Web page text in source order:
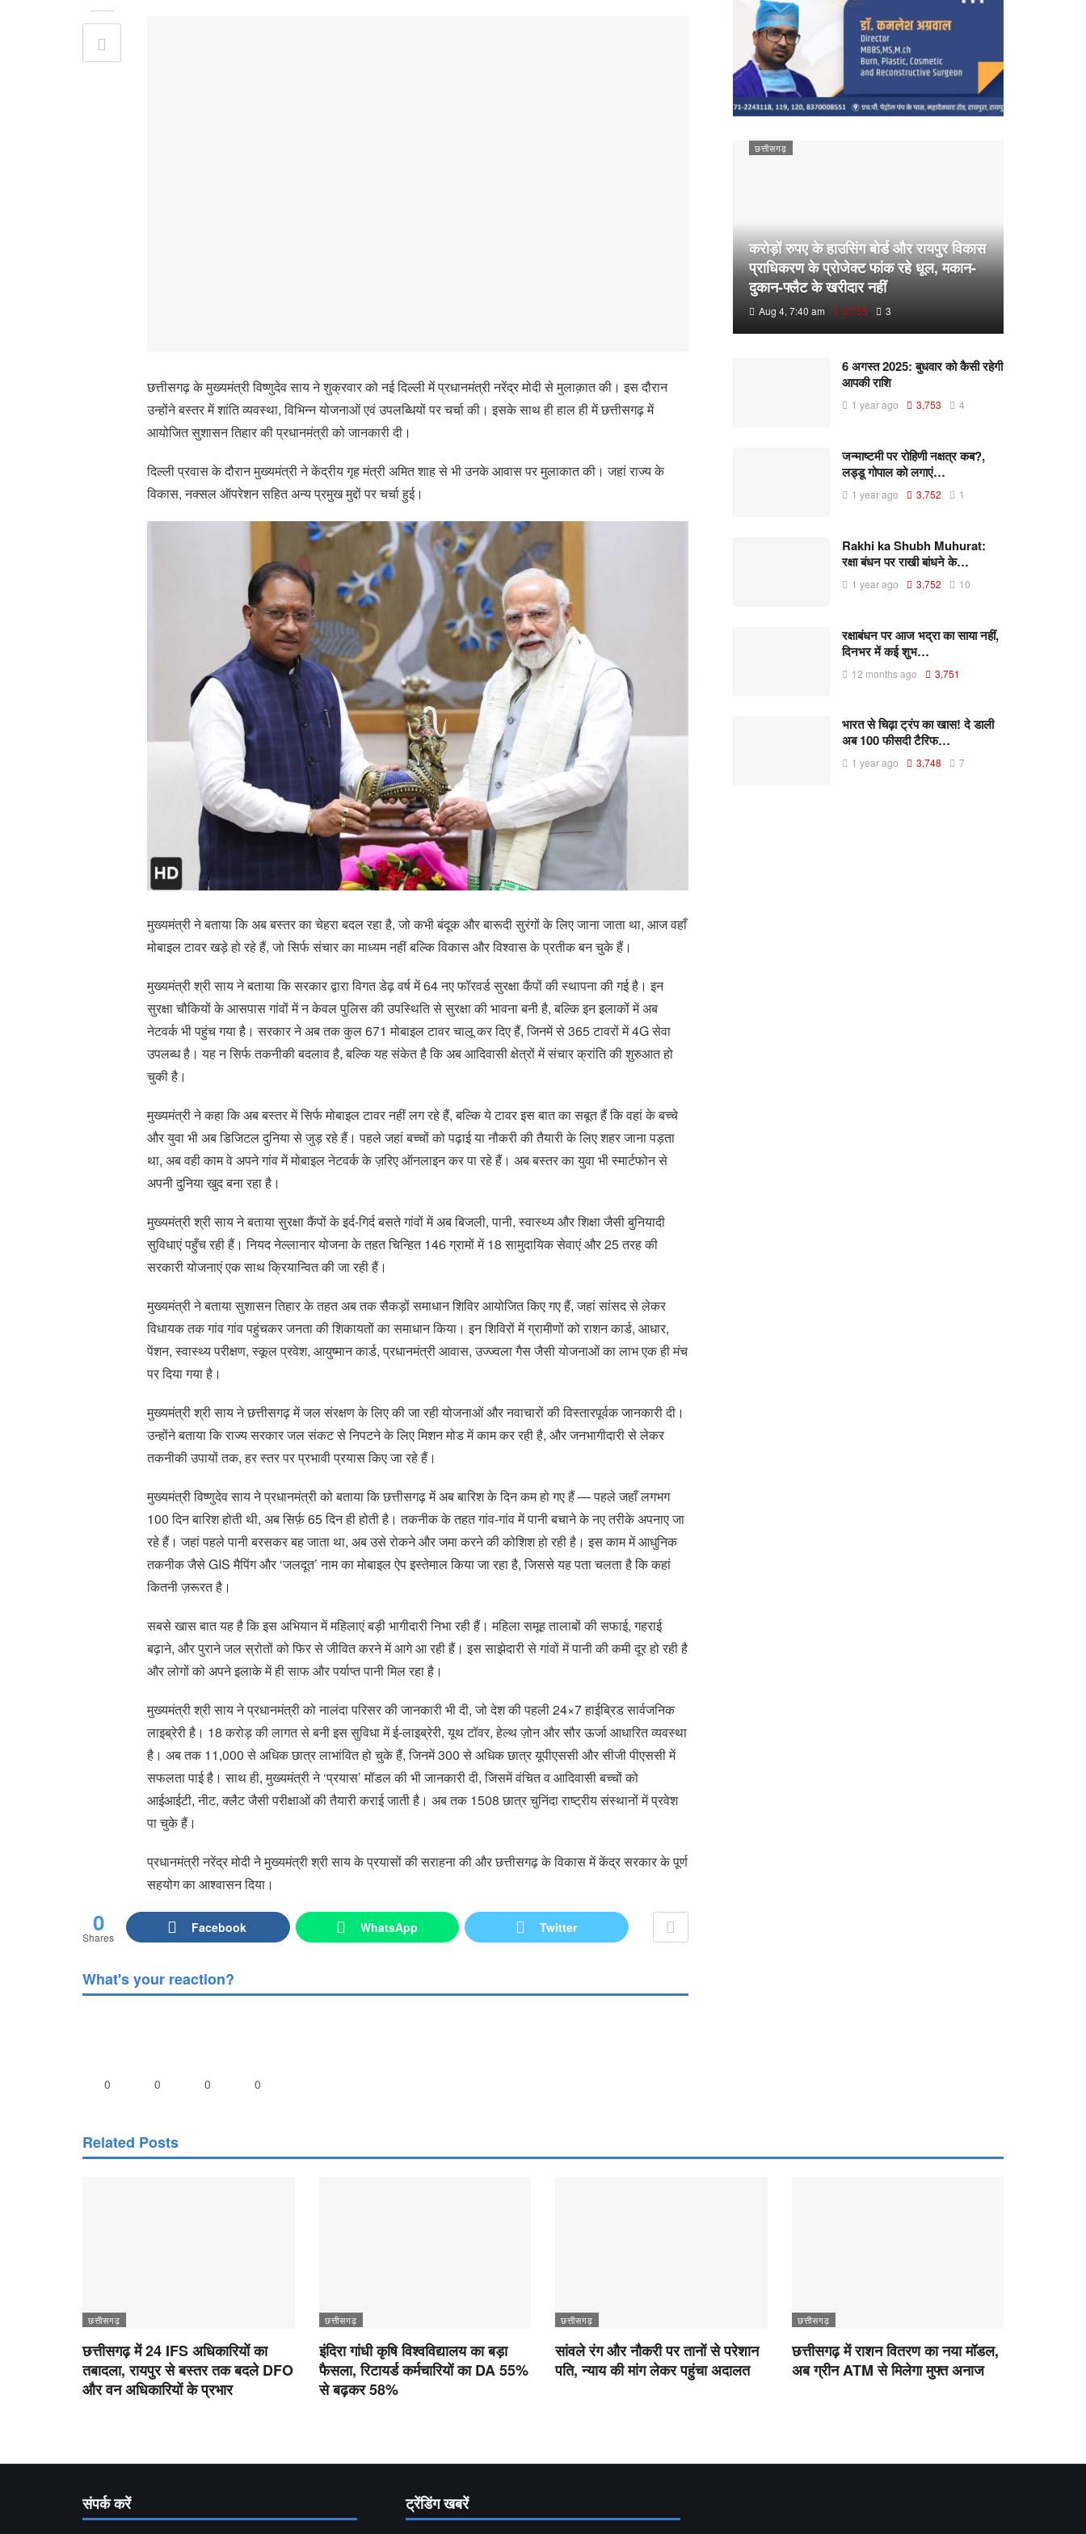
छत्तीसगढ़ के मुख्यमंत्री विष्णुदेव साय ने शुक्रवार को नई दिल्ली में प्रधानमंत्री नरेंद्र मोदी से मुलाक़ात की। इस दौरान
उन्होंने बस्तर में शांति व्यवस्था, विभिन्न योजनाओं एवं उपलब्धियों पर चर्चा की। इसके साथ ही हाल ही में छत्तीसगढ़ में
आयोजित सुशासन तिहार की प्रधानमंत्री को जानकारी दी।
दिल्ली प्रवास के दौरान मुख्यमंत्री ने केंद्रीय गृह मंत्री अमित शाह से भी उनके आवास पर मुलाकात की। जहां राज्य के
विकास, नक्सल ऑपरेशन सहित अन्य प्रमुख मुद्दों पर चर्चा हुई।
मुख्यमंत्री ने बताया कि अब बस्तर का चेहरा बदल रहा है, जो कभी बंदूक और बारूदी सुरंगों के लिए जाना जाता था, आज वहाँ
मोबाइल टावर खड़े हो रहे हैं, जो सिर्फ संचार का माध्यम नहीं बल्कि विकास और विश्वास के प्रतीक बन चुके हैं।
मुख्यमंत्री श्री साय ने बताया कि सरकार द्वारा विगत डेढ़ वर्ष में 64 नए फॉरवर्ड सुरक्षा कैंपों की स्थापना की गई है। इन
सुरक्षा चौकियों के आसपास गांवों में न केवल पुलिस की उपस्थिति से सुरक्षा की भावना बनी है, बल्कि इन इलाकों में अब
नेटवर्क भी पहुंच गया है। सरकार ने अब तक कुल 671 मोबाइल टावर चालू कर दिए हैं, जिनमें से 365 टावरों में 4G सेवा
उपलब्ध है। यह न सिर्फ तकनीकी बदलाव है, बल्कि यह संकेत है कि अब आदिवासी क्षेत्रों में संचार क्रांति की शुरुआत हो
चुकी है।
मुख्यमंत्री ने कहा कि अब बस्तर में सिर्फ मोबाइल टावर नहीं लग रहे हैं, बल्कि ये टावर इस बात का सबूत हैं कि वहां के बच्चे
और युवा भी अब डिजिटल दुनिया से जुड़ रहे हैं। पहले जहां बच्चों को पढ़ाई या नौकरी की तैयारी के लिए शहर जाना पड़ता
था, अब वही काम वे अपने गांव में मोबाइल नेटवर्क के ज़रिए ऑनलाइन कर पा रहे हैं। अब बस्तर का युवा भी स्मार्टफोन से
अपनी दुनिया खुद बना रहा है।
मुख्यमंत्री श्री साय ने बताया सुरक्षा कैंपों के इर्द-गिर्द बसते गांवों में अब बिजली, पानी, स्वास्थ्य और शिक्षा जैसी बुनियादी
सुविधाएं पहुँच रही हैं। नियद नेल्लानार योजना के तहत चिन्हित 146 ग्रामों में 18 सामुदायिक सेवाएं और 25 तरह की
सरकारी योजनाएं एक साथ क्रियान्वित की जा रही हैं।
मुख्यमंत्री ने बताया सुशासन तिहार के तहत अब तक सैकड़ों समाधान शिविर आयोजित किए गए हैं, जहां सांसद से लेकर
विधायक तक गांव गांव पहुंचकर जनता की शिकायतों का समाधान किया। इन शिविरों में ग्रामीणों को राशन कार्ड, आधार,
पेंशन, स्वास्थ्य परीक्षण, स्कूल प्रवेश, आयुष्मान कार्ड, प्रधानमंत्री आवास, उज्ज्वला गैस जैसी योजनाओं का लाभ एक ही मंच
पर दिया गया है।
मुख्यमंत्री श्री साय ने छत्तीसगढ़ में जल संरक्षण के लिए की जा रही योजनाओं और नवाचारों की विस्तारपूर्वक जानकारी दी।
उन्होंने बताया कि राज्य सरकार जल संकट से निपटने के लिए मिशन मोड में काम कर रही है, और जनभागीदारी से लेकर
तकनीकी उपायों तक, हर स्तर पर प्रभावी प्रयास किए जा रहे हैं।
मुख्यमंत्री विष्णुदेव साय ने प्रधानमंत्री को बताया कि छत्तीसगढ़ में अब बारिश के दिन कम हो गए हैं — पहले जहाँ लगभग
100 दिन बारिश होती थी, अब सिर्फ़ 65 दिन ही होती है। तकनीक के तहत गांव-गांव में पानी बचाने के नए तरीके अपनाए जा
रहे हैं। जहां पहले पानी बरसकर बह जाता था, अब उसे रोकने और जमा करने की कोशिश हो रही है। इस काम में आधुनिक
तकनीक जैसे GIS मैपिंग और ‘जलदूत’ नाम का मोबाइल ऐप इस्तेमाल किया जा रहा है, जिससे यह पता चलता है कि कहां
कितनी ज़रूरत है।
सबसे खास बात यह है कि इस अभियान में महिलाएं बड़ी भागीदारी निभा रही हैं। महिला समूह तालाबों की सफाई, गहराई
बढ़ाने, और पुराने जल स्रोतों को फिर से जीवित करने में आगे आ रही हैं। इस साझेदारी से गांवों में पानी की कमी दूर हो रही है
और लोगों को अपने इलाके में ही साफ और पर्याप्त पानी मिल रहा है।
मुख्यमंत्री श्री साय ने प्रधानमंत्री को नालंदा परिसर की जानकारी भी दी, जो देश की पहली 24×7 हाईब्रिड सार्वजनिक
लाइब्रेरी है। 18 करोड़ की लागत से बनी इस सुविधा में ई-लाइब्रेरी, यूथ टॉवर, हेल्थ ज़ोन और सौर ऊर्जा आधारित व्यवस्था
है। अब तक 11,000 से अधिक छात्र लाभांवित हो चुके हैं, जिनमें 300 से अधिक छात्र यूपीएससी और सीजी पीएससी में
सफलता पाई है। साथ ही, मुख्यमंत्री ने ‘प्रयास’ मॉडल की भी जानकारी दी, जिसमें वंचित व आदिवासी बच्चों को
आईआईटी, नीट, क्लैट जैसी परीक्षाओं की तैयारी कराई जाती है। अब तक 1508 छात्र चुनिंदा राष्ट्रीय संस्थानों में प्रवेश
पा चुके हैं।
प्रधानमंत्री नरेंद्र मोदी ने मुख्यमंत्री श्री साय के प्रयासों की सराहना की और छत्तीसगढ़ के विकास में केंद्र सरकार के पूर्ण
सहयोग का आश्वासन दिया।
0
Shares
Facebook WhatsApp Twitter
What's your reaction?
0 0 0 0
छत्तीसगढ़
करोड़ों रुपए के हाउसिंग बोर्ड और रायपुर विकास
प्राधिकरण के प्रोजेक्ट फांक रहे धूल, मकान-
दुकान-फ्लैट के खरीदार नहीं
Aug 4, 7:40 am 3,753 3
6 अगस्त 2025: बुधवार को कैसी रहेगी
आपकी राशि
1 year ago 3,753 4
जन्माष्टमी पर रोहिणी नक्षत्र कब?,
लड्डू गोपाल को लगाएं…
1 year ago 3,752 1
Rakhi ka Shubh Muhurat:
रक्षा बंधन पर राखी बांधने के…
1 year ago 3,752 10
रक्षाबंधन पर आज भद्रा का साया नहीं,
दिनभर में कई शुभ…
12 months ago 3,751
भारत से चिढ़ा ट्रंप का खास! दे डाली
अब 100 फीसदी टैरिफ…
1 year ago 3,748 7
Related Posts
छत्तीसगढ़
छत्तीसगढ़ में 24 IFS अधिकारियों का
तबादला, रायपुर से बस्तर तक बदले DFO
और वन अधिकारियों के प्रभार
छत्तीसगढ़
इंदिरा गांधी कृषि विश्वविद्यालय का बड़ा
फैसला, रिटायर्ड कर्मचारियों का DA 55%
से बढ़कर 58%
छत्तीसगढ़
सांवले रंग और नौकरी पर तानों से परेशान
पति, न्याय की मांग लेकर पहुंचा अदालत
छत्तीसगढ़
छत्तीसगढ़ में राशन वितरण का नया मॉडल,
अब ग्रीन ATM से मिलेगा मुफ्त अनाज
संपर्क करें ट्रेंडिंग खबरें